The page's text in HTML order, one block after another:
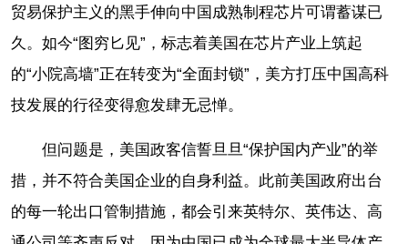
贸易保护主义的黑手伸向中国成熟制程芯片可谓蓄谋已
久。如今“图穷匕见”，标志着美国在芯片产业上筑起
的“小院高墙”正在转变为“全面封锁”，美方打压中国高科
技发展的行径变得愈发肆无忌惮。
但问题是，美国政客信誓旦旦“保护国内产业”的举
措，并不符合美国企业的自身利益。此前美国政府出台
的每一轮出口管制措施，都会引来英特尔、英伟达、高